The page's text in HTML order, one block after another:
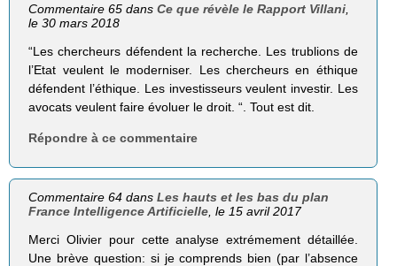
Commentaire 65 dansCe que révèle le Rapport Villani
le 30 mars 2018
“Les chercheurs défendent la recherche. Les trublions de
l’Etat veulent le moderniser. Les chercheurs en éthique
défendent l’éthique. Les investisseurs veulent investir. Les
avocats veulent faire évoluer le droit. “. Tout est dit.
Répondre à ce commentaire
Commentaire 64 dansLes hauts et les bas du plan
France Intelligence Artificielle , le 15 avril 2017
Merci Olivier pour cette analyse extrémement détaillée.
Une brève question: si je comprends bien (par l’absence